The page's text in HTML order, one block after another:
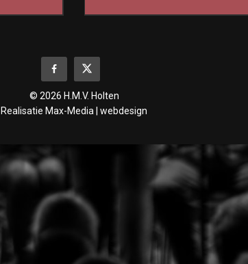
© 2026 H.M.V. Holten
Realisatie Max-Media | webdesign